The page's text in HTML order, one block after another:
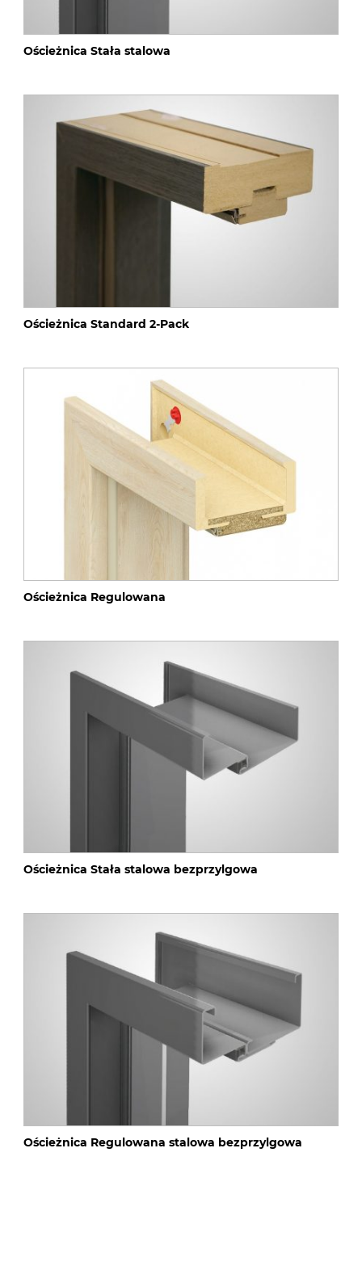
Ościeżnica Stała stalowa
Ościeżnica Standard 2-Pack
Ościeżnica Regulowana
Ościeżnica Stała stalowa bezprzylgowa
Ościeżnica Regulowana stalowa bezprzylgowa